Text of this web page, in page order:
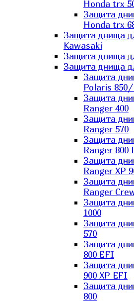
Honda trx
Защита
Honda trx
Защита днища
Kawasaki
Защита днища
Защита днища
Защита
Polaris 850/
Защита
Ranger 400
Защита
Ranger 570
Защита
Ranger
Защита
Ranger XP
Защита
Ranger
Защита
1000
Защита
570
Защита
800 EFI
Защита
900 XP EFI
Защита
800